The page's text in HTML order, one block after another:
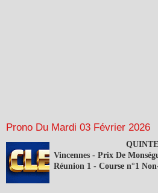
Prono Du Mardi 03 Février 2026
QUINTE-
Vincennes - Prix De
Réunion 1 - Course n°1